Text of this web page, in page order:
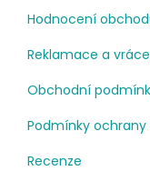
Hodnocení
Reklamace a
Obchodní
Podmínky
Recenze